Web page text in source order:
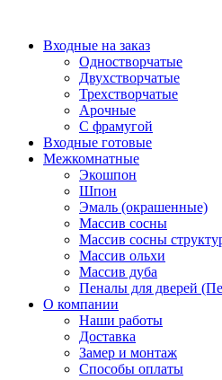
содержимому
Входные на заказ
Одностворчатые
Двухстворчатые
Трехстворчатые
Арочные
С фрамугой
Входные готовые
Межкомнатные
Экошпон
Шпон
Эмаль (окрашенные)
Массив сосны
Массив сосны
Массив ольхи
Массив дуба
Пеналы для дверей
О компании
Наши работы
Доставка
Замер и монтаж
Способы оплаты